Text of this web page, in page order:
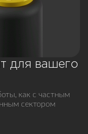
для вашего
как с частным
сектором